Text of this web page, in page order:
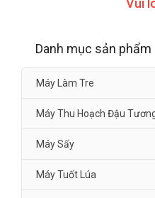
Danh mục sản phẩm
Máy Làm Tre
Máy Thu Hoạch Đậu
Máy Sấy
Máy Tuốt Lúa